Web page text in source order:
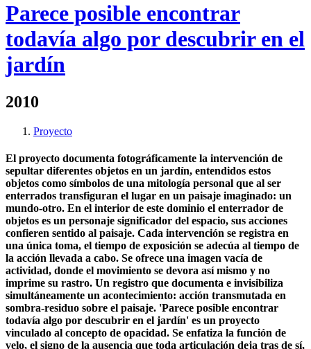
Parece posible encontrar
todavía algo por descubrir en el
jardín
2010
Proyecto
El proyecto documenta fotográficamente la intervención de
sepultar diferentes objetos en un jardín, entendidos estos
objetos como símbolos de una mitología personal que al ser
enterrados transfiguran el lugar en un paisaje imaginado: un
mundo-otro. En el interior de este dominio el enterrador de
objetos es un personaje significador del espacio, sus acciones
confieren sentido al paisaje. Cada intervención se registra en
una única toma, el tiempo de exposición se adecúa al tiempo de
la acción llevada a cabo. Se ofrece una imagen vacía de
actividad, donde el movimiento se devora así mismo y no
imprime su rastro. Un registro que documenta e invisibiliza
simultáneamente un acontecimiento: acción transmutada en
sombra-residuo sobre el paisaje. 'Parece posible encontrar
todavía algo por descubrir en el jardín' es un proyecto
vinculado al concepto de opacidad. Se enfatiza la función de
velo, el signo de la ausencia que toda articulación deja tras de sí,